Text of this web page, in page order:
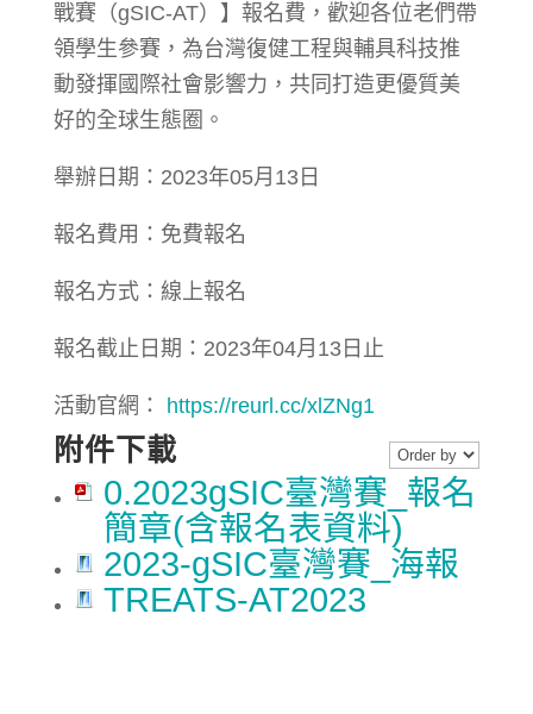
戰賽（gSIC-AT）】報名費，歡迎各位老們帶
領學生參賽，為台灣復健工程與輔具科技推
動發揮國際社會影響力，共同打造更優質美
好的全球生態圈。
舉辦日期：2023年05月13日
報名費用：免費報名
報名方式：線上報名
報名截止日期：2023年04月13日止
活動官網： https://reurl.cc/xlZNg1
附件下載
0.2023gSIC臺灣賽_報名
簡章(含報名表資料)
2023-gSIC臺灣賽_海報
TREATS-AT2023